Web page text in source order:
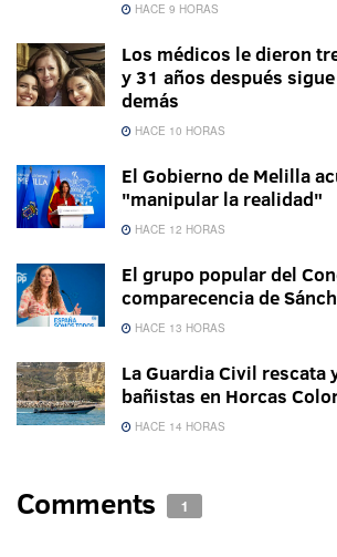
HACE 9 HORAS
Los médicos le dieron
y 31 años después
demás
HACE 10 HORAS
El Gobierno de Melilla
"manipular la realidad"
HACE 12 HORAS
El grupo popular del
comparecencia de
HACE 13 HORAS
La Guardia Civil rescata
bañistas en Horcas
HACE 14 HORAS
Comments 1